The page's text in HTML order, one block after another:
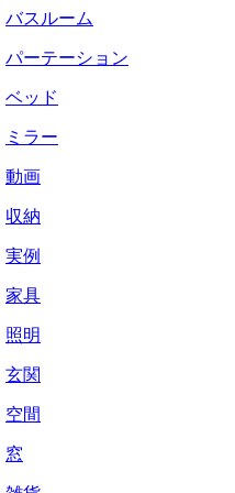
バスルーム
パーテーション
ベッド
ミラー
動画
収納
実例
家具
照明
玄関
空間
窓